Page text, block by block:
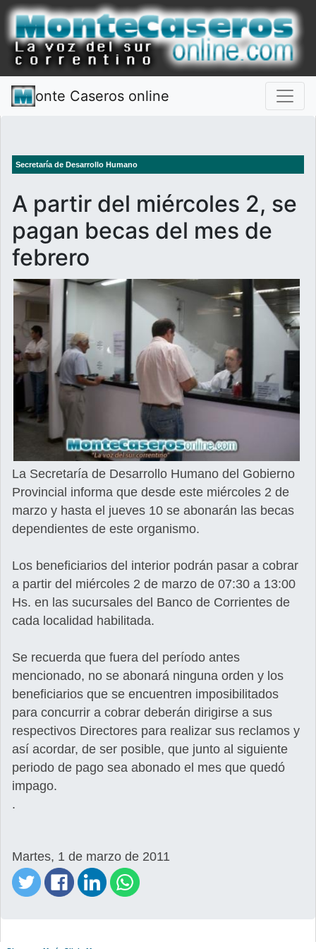
onte Caseros online
Secretaría de Desarrollo Humano
A partir del miércoles 2, se
pagan becas del mes de
febrero
La Secretaría de Desarrollo Humano del Gobierno
Provincial informa que desde este miércoles 2 de
marzo y hasta el jueves 10 se abonarán las becas
dependientes de este organismo.
Los beneficiarios del interior podrán pasar a cobrar
a partir del miércoles 2 de marzo de 07:30 a 13:00
Hs. en las sucursales del Banco de Corrientes de
cada localidad habilitada.
Se recuerda que fuera del período antes
mencionado, no se abonará ninguna orden y los
beneficiarios que se encuentren imposibilitados
para concurrir a cobrar deberán dirigirse a sus
respectivos Directores para realizar sus reclamos y
así acordar, de ser posible, que junto al siguiente
periodo de pago sea abonado el mes que quedó
impago.
.
Martes, 1 de marzo de 2011